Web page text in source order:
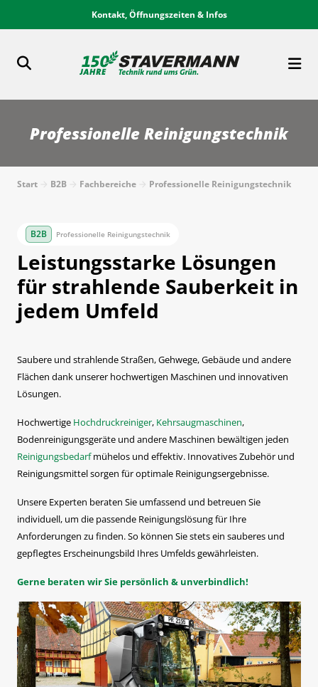
Kontakt, Öffnungszeiten & Infos
Professionelle Reinigungstechnik
Start B2B Fachbereiche Professionelle Reinigungstechnik
Professionelle Reinigungstechnik
Leistungsstarke Lösungen
für strahlende Sauberkeit in
jedem Umfeld
Saubere und strahlende Straßen, Gehwege, Gebäude und andere
Flächen dank unserer hochwertigen Maschinen und innovativen
Lösungen.
Hochwertige Hochdruckreiniger, Kehrsaugmaschinen,
Bodenreinigungsgeräte und andere Maschinen bewältigen jeden
Reinigungsbedarfmühelos und effektiv. Innovatives Zubehör und
Reinigungsmittel sorgen für optimale Reinigungsergebnisse.
Unsere Experten beraten Sie umfassend und betreuen Sie
individuell, um die passende Reinigungslösung für Ihre
Anforderungen zu finden. So können Sie stets ein sauberes und
gepflegtes Erscheinungsbild Ihres Umfelds gewährleisten.
Gerne beraten wir Sie persönlich & unverbindlich!